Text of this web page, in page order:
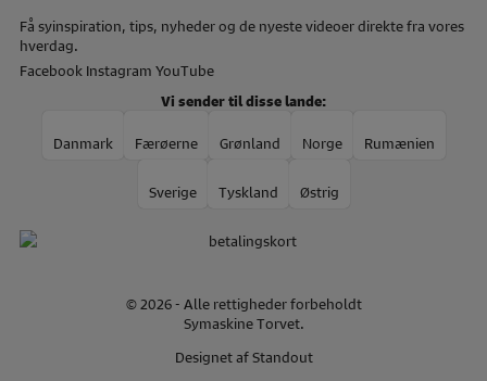
Få syinspiration, tips, nyheder og de nyeste videoer direkte fra vores
hverdag.
Facebook Instagram YouTube
Vi sender til disse lande:
Danmark Færøerne Grønland Norge Rumænien
Sverige Tyskland Østrig
© 2026 - Alle rettigheder forbeholdt
Symaskine Torvet.
Designet afStandout